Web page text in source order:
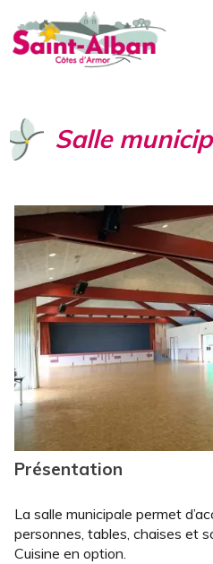
Salle
Présentation
La salle municipale permet
personnes, tables, chaises et
Cuisine en option.